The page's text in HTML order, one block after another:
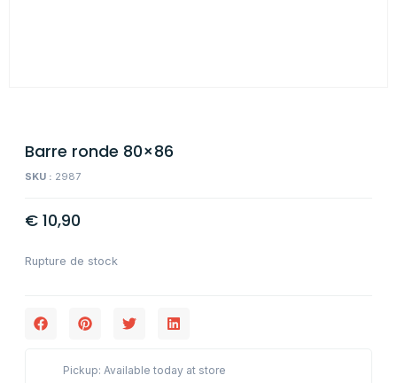
Barre ronde 80×86
SKU : 2987
€ 10,90
Rupture de stock
Pickup: Available today at store